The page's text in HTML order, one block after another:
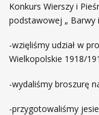
Konkurs Wierszy i
podstawowej „ Barwy
-wzięliśmy udział w
Wielkopolskie 1918/
-wydaliśmy broszurę
-przygotowaliśmy